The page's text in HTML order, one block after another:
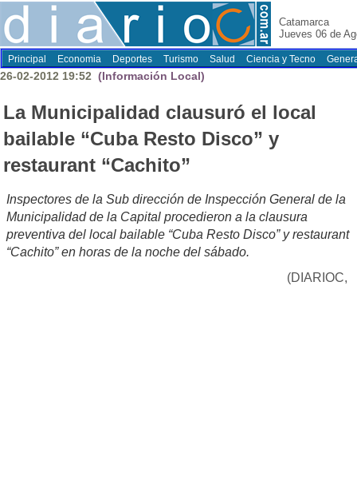
Catamarca
Jueves 06 de
Principal Economia Deportes Turismo Salud Ciencia y Tecno
26-02-2012 19:52 (Información Local)
La Municipalidad clausuró el local
bailable “Cuba Resto Disco” y
restaurant “Cachito”
Inspectores de la Sub dirección de Inspección General de la
Municipalidad de la Capital procedieron a la clausura
preventiva del local bailable “Cuba Resto Disco” y restaurant
“Cachito” en horas de la noche del sábado.
(DIARIOC,